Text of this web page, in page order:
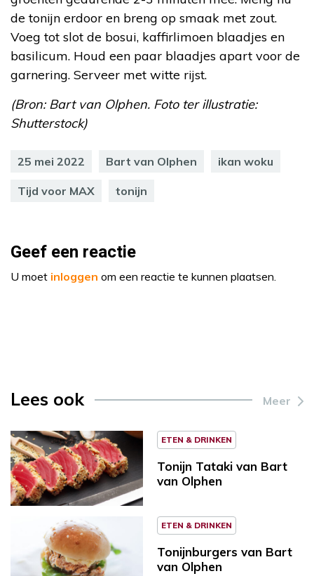
de tonijn erdoor en breng op smaak met zout.
Voeg tot slot de bosui, kaffirlimoen blaadjes en
basilicum. Houd een paar blaadjes apart voor de
garnering. Serveer met witte rijst.
(Bron: Bart van Olphen. Foto ter illustratie:
Shutterstock)
25 mei 2022 Bart van Olphen ikan woku
Tijd voor MAX tonijn
Geef een reactie
U moet inloggen om een reactie te kunnen plaatsen.
Lees ook Meer
ETEN & DRINKEN
Tonijn Tataki van Bart
van Olphen
ETEN & DRINKEN
Tonijnburgers van Bart
van Olphen